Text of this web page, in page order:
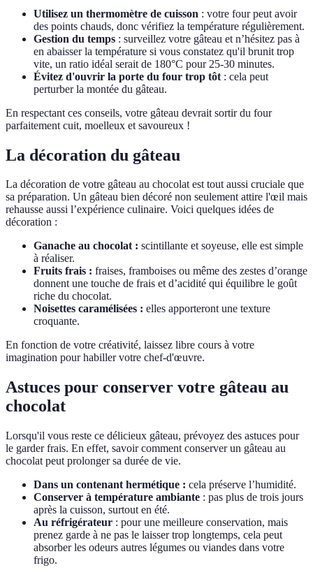
Utilisez un thermomètre de cuisson : votre four peut avoir
des points chauds, donc vérifiez la température régulièrement.
Gestion du temps : surveillez votre gâteau et n’hésitez pas à
en abaisser la température si vous constatez qu'il brunit trop
vite, un ratio idéal serait de 180°C pour 25-30 minutes.
Évitez d'ouvrir la porte du four trop tôt : cela peut
perturber la montée du gâteau.
En respectant ces conseils, votre gâteau devrait sortir du four
parfaitement cuit, moelleux et savoureux !
La décoration du gâteau
La décoration de votre gâteau au chocolat est tout aussi cruciale que
sa préparation. Un gâteau bien décoré non seulement attire l'œil mais
rehausse aussi l’expérience culinaire. Voici quelques idées de
décoration :
Ganache au chocolat : scintillante et soyeuse, elle est simple
à réaliser.
Fruits frais : fraises, framboises ou même des zestes d’orange
donnent une touche de frais et d’acidité qui équilibre le goût
riche du chocolat.
Noisettes caramélisées : elles apporteront une texture
croquante.
En fonction de votre créativité, laissez libre cours à votre
imagination pour habiller votre chef-d'œuvre.
Astuces pour conserver votre gâteau au
chocolat
Lorsqu'il vous reste ce délicieux gâteau, prévoyez des astuces pour
le garder frais. En effet, savoir comment conserver un gâteau au
chocolat peut prolonger sa durée de vie.
Dans un contenant hermétique : cela préserve l’humidité.
Conserver à température ambiante : pas plus de trois jours
après la cuisson, surtout en été.
Au réfrigérateur : pour une meilleure conservation, mais
prenez garde à ne pas le laisser trop longtemps, cela peut
absorber les odeurs autres légumes ou viandes dans votre
frigo.